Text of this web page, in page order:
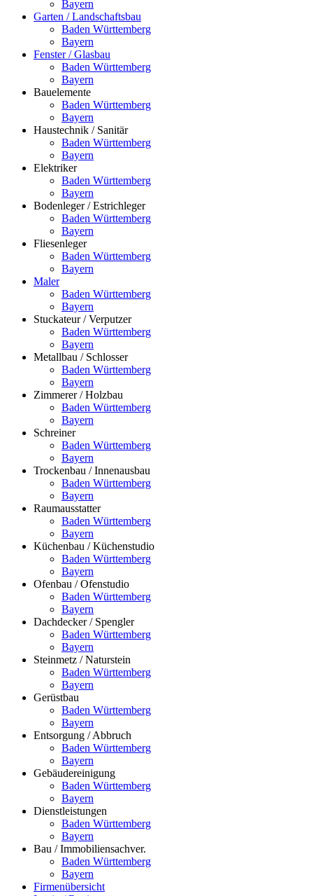
Bayern
Garten / Landschaftsbau
Baden Württemberg
Bayern
Fenster / Glasbau
Baden Württemberg
Bayern
Bauelemente
Baden Württemberg
Bayern
Haustechnik / Sanitär
Baden Württemberg
Bayern
Elektriker
Baden Württemberg
Bayern
Bodenleger / Estrichleger
Baden Württemberg
Bayern
Fliesenleger
Baden Württemberg
Bayern
Maler
Baden Württemberg
Bayern
Stuckateur / Verputzer
Baden Württemberg
Bayern
Metallbau / Schlosser
Baden Württemberg
Bayern
Zimmerer / Holzbau
Baden Württemberg
Bayern
Schreiner
Baden Württemberg
Bayern
Trockenbau / Innenausbau
Baden Württemberg
Bayern
Raumausstatter
Baden Württemberg
Bayern
Küchenbau / Küchenstudio
Baden Württemberg
Bayern
Ofenbau / Ofenstudio
Baden Württemberg
Bayern
Dachdecker / Spengler
Baden Württemberg
Bayern
Steinmetz / Naturstein
Baden Württemberg
Bayern
Gerüstbau
Baden Württemberg
Bayern
Entsorgung / Abbruch
Baden Württemberg
Bayern
Gebäudereinigung
Baden Württemberg
Bayern
Dienstleistungen
Baden Württemberg
Bayern
Bau / Immobiliensachver.
Baden Württemberg
Bayern
Firmenübersicht